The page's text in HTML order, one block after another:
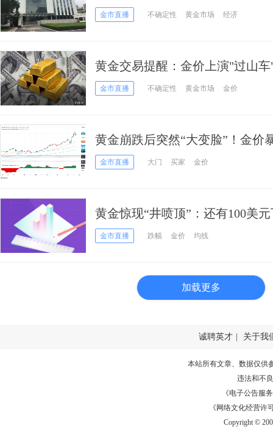
金市直播 不确定性 黄金市场 经济
黄金交易提醒：金价上演"过山
市，贸易战与美元成关键变量
金市直播 不确定性 黄金市场 金价
黄金崩跌后突然“大变脸”！金价
如何交易黄金？
金市直播 大门 买家 金价
黄金惊现“井喷顶”：还有100美
市时日不多了？
金市直播 跌幅 金价 均线
加载更多
诚聘英才 关于我
本站所有文章、数据仅供
违法和不
《电子公告服务
《网络文化经营许
Copyright ©